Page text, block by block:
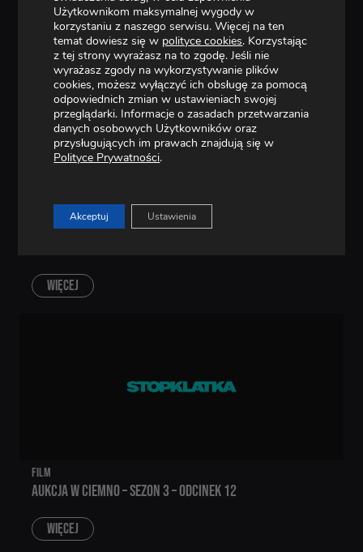
ZOBACZ RÓWNIEŻ W STOPKLATCE
WIĘCEJ
FILM
AUKCJA W CIEMNO – SEZON 3 – ODCINEK 12
WIĘCEJ
Użytkownikom maksymalnej wygody w
korzystaniu z naszego serwisu. Więcej na ten
temat dowiesz się w polityce cookies. Korzystając
z tej strony wyrażasz na to zgodę. Jeśli nie
wyrażasz zgody na wykorzystywanie plików
cookies, możesz wyłączyć ich obsługę za pomocą
odpowiednich zmian w ustawieniach swojej
przeglądarki. Informacje o zasadach przetwarzania
danych osobowych Użytkowników oraz
przysługujących im prawach znajdują się w
Polityce Prywatności.
Akceptuj Ustawienia